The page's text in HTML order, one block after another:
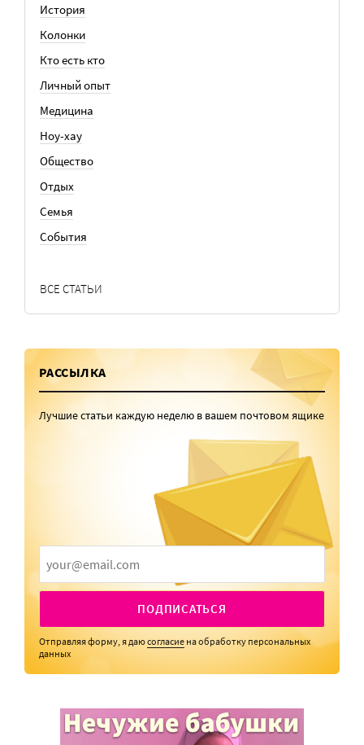
История
Колонки
Кто есть кто
Личный опыт
Медицина
Ноу-хау
Общество
Отдых
Семья
События
ВСЕ СТАТЬИ
РАССЫЛКА
Лучшие статьи каждую неделю в вашем почтовом ящике
ПОДПИСАТЬСЯ
Отправляя форму, я даюсогласие на обработку персональных
данных